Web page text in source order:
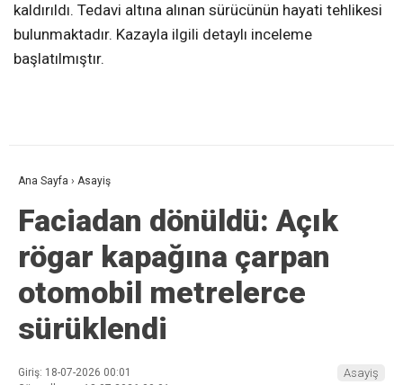
kaldırıldı. Tedavi altına alınan sürücünün hayati tehlikesi
bulunmaktadır. Kazayla ilgili detaylı inceleme
başlatılmıştır.
Ana Sayfa › Asayiş
Faciadan dönüldü: Açık
rögar kapağına çarpan
otomobil metrelerce
sürüklendi
Giriş: 18-07-2026 00:01
Asayiş